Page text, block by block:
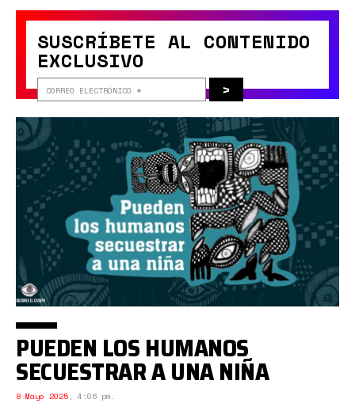
SUSCRÍBETE AL CONTENIDO
EXCLUSIVO
>
PUEDEN LOS HUMANOS
SECUESTRAR A UNA NIÑA
8 Mayo 2025, 4:06 pm.